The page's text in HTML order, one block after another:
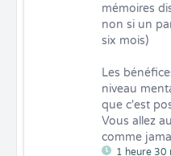
1 heure 30
mémoires
non si un
six mois)
Les
niveau
que c'est
Vous allez
comme